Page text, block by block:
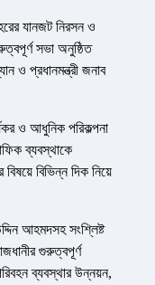
যানজট নিরসন ও
সভা অনুষ্ঠিত
ও প্রধানমন্ত্রী জনাব
ও আধুনিক পরিকল্পনা
ব্যবস্থাকে
বিভিন্ন দিক নিয়ে
আহমদসহ সংশ্লিষ্ট
গুরুত্বপূর্ণ
ব্যবস্থার উন্নয়ন,